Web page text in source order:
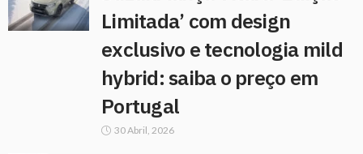
Limitada’ com design
exclusivo e tecnologia mild
hybrid: saiba o preço em
Portugal
30 Abril, 2026